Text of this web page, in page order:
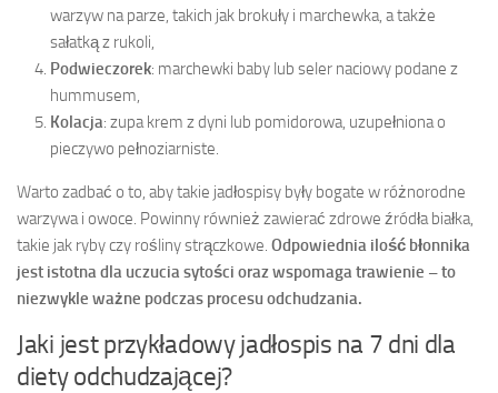
warzyw na parze, takich jak brokuły i marchewka, a także
sałatką z rukoli,
Podwieczorek: marchewki baby lub seler naciowy podane z
hummusem,
Kolacja: zupa krem z dyni lub pomidorowa, uzupełniona o
pieczywo pełnoziarniste.
Warto zadbać o to, aby takie jadłospisy były bogate w różnorodne
warzywa i owoce. Powinny również zawierać zdrowe źródła białka,
takie jak ryby czy rośliny strączkowe. Odpowiednia ilość błonnika
jest istotna dla uczucia sytości oraz wspomaga trawienie – to
niezwykle ważne podczas procesu odchudzania.
Jaki jest przykładowy jadłospis na 7 dni dla
diety odchudzającej?